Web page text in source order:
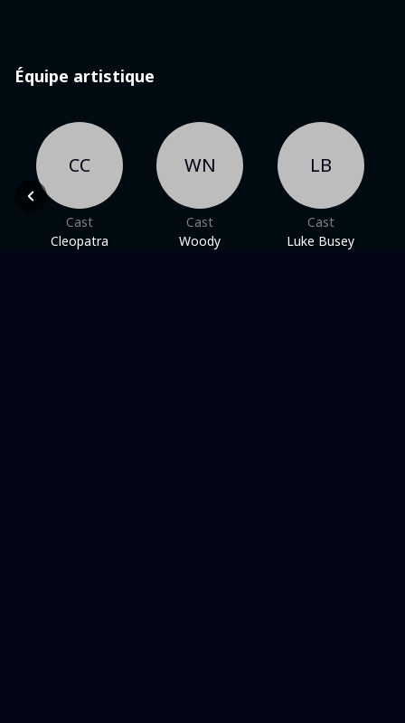
Équipe artistique
CC
Cast
Cleopatra
WN
Cast
Woody
LB
Cast
Luke Busey